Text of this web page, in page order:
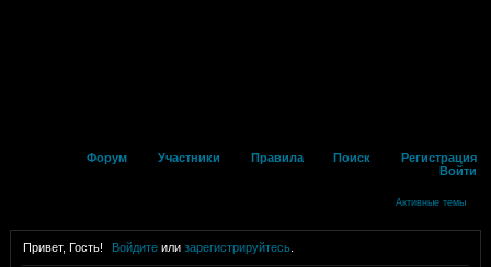
Форум Участники Правила Поиск
Регистрация
Войти
Активные темы
Привет, Гость! Войдите илизарегистрируйтесь